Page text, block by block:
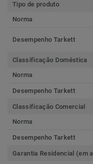
Tipo de produto
Norma
Desempenho Tarkett
Classificação Doméstica
Norma
Desempenho Tarkett
Classificação Comercial
Norma
Desempenho Tarkett
Garantia Residencial (em